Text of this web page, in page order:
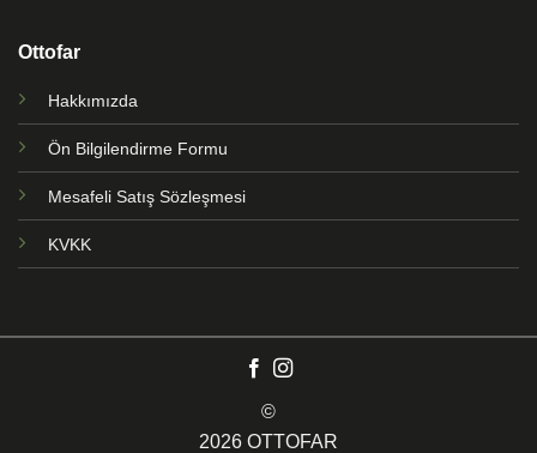
Ottofar
Hakkımızda
Ön Bilgilendirme Formu
Mesafeli Satış Sözleşmesi
KVKK
©
2026 OTTOFAR